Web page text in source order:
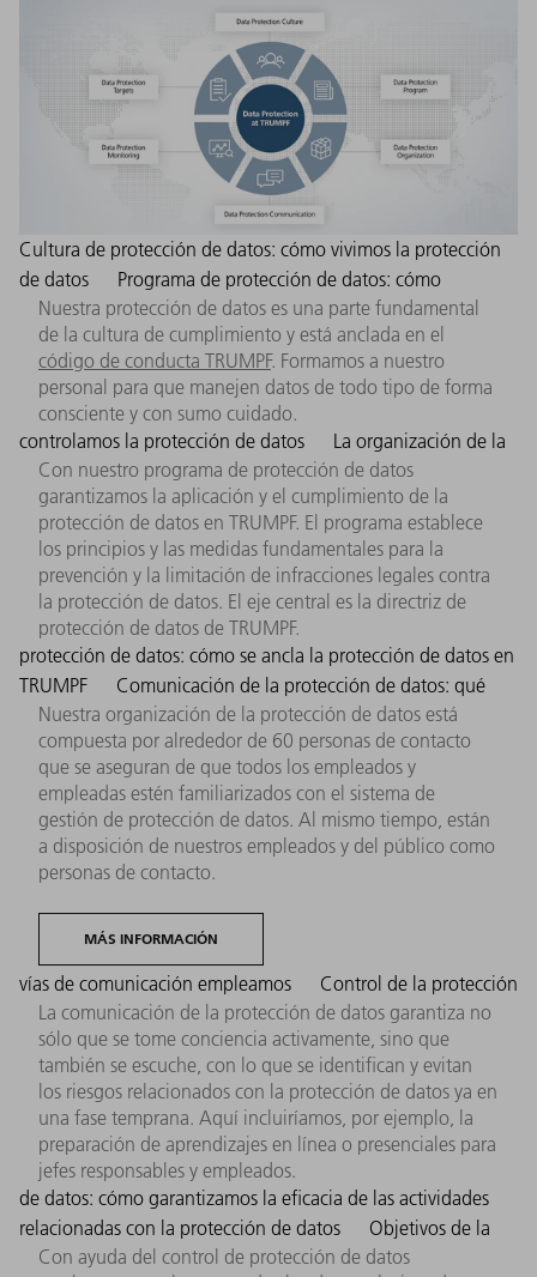
Cultura de protección de datos: cómo vivimos la protección
de datos
Nuestra protección de datos es una parte fundamental
de la cultura de cumplimiento y está anclada en el
código de conducta TRUMPF. Formamos a nuestro
personal para que manejen datos de todo tipo de forma
consciente y con sumo cuidado.
Programa de protección de datos: cómo
controlamos la protección de datos
Con nuestro programa de protección de datos
garantizamos la aplicación y el cumplimiento de la
protección de datos en TRUMPF. El programa establece
los principios y las medidas fundamentales para la
prevención y la limitación de infracciones legales contra
la protección de datos. El eje central es la directriz de
protección de datos de TRUMPF.
La organización de la
protección de datos: cómo se ancla la protección de datos en
TRUMPF
Nuestra organización de la protección de datos está
compuesta por alrededor de 60 personas de contacto
que se aseguran de que todos los empleados y
empleadas estén familiarizados con el sistema de
gestión de protección de datos. Al mismo tiempo, están
a disposición de nuestros empleados y del público como
personas de contacto.
MÁS INFORMACIÓN
Comunicación de la protección de datos: qué
vías de comunicación empleamos
La comunicación de la protección de datos garantiza no
sólo que se tome conciencia activamente, sino que
también se escuche, con lo que se identifican y evitan
los riesgos relacionados con la protección de datos ya en
una fase temprana. Aquí incluiríamos, por ejemplo, la
preparación de aprendizajes en línea o presenciales para
jefes responsables y empleados.
Control de la protección
de datos: cómo garantizamos la eficacia de las actividades
relacionadas con la protección de datos
Con ayuda del control de protección de datos
Objetivos de la